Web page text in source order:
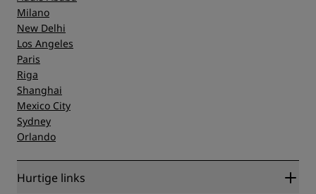
Milano
New Delhi
Los Angeles
Paris
Riga
Shanghai
Mexico City
Sydney
Orlando
Hurtige links